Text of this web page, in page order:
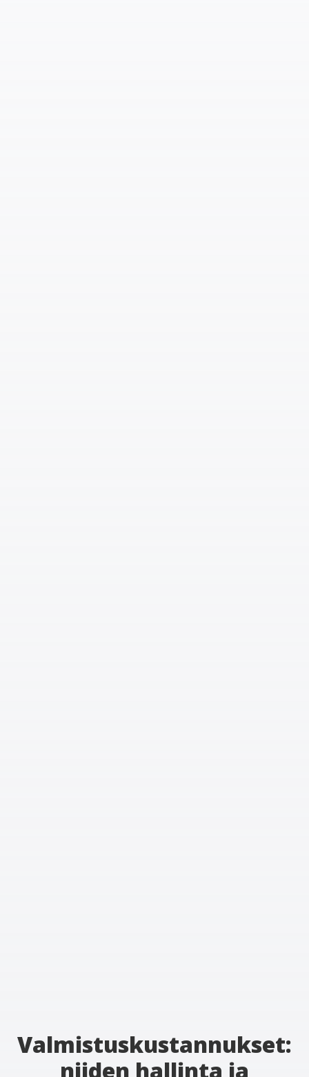
Valmistuskustannukset:
niiden hallinta ja